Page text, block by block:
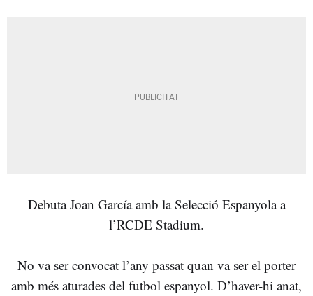
Debuta Joan García amb la Selecció Espanyola a
l’RCDE Stadium.
No va ser convocat l’any passat quan va ser el porter
amb més aturades del futbol espanyol. D’haver-hi anat,